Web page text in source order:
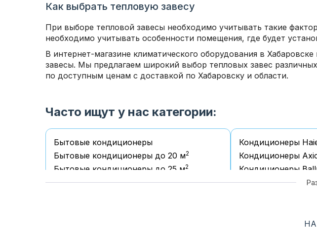
Как выбрать тепловую завесу
При выборе тепловой завесы необходимо учитывать такие
необходимо учитывать особенности помещения, где будет
В интернет-магазине климатического оборудования в
завесы. Мы предлагаем широкий выбор тепловых завес
по доступным ценам с доставкой по Хабаровску и области.
Часто ищут у нас категории:
Бытовые кондиционеры
Бытовые кондиционеры до 20 м2
Бытовые кондиционеры до 25 м2
Бытовые кондиционеры до 35 м
Кондиционеры
Кондиционеры
Кондиционеры
Кондиционеры
Кондиционеры